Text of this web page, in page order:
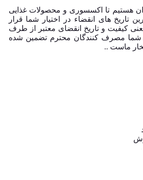
هستیم تا اکسسوری و محصولات غذایی
تاریخ های انقضاء در اختیار شما قرار
کیفیت و تاریخ انقضای معتبر از طرف
شما مصرف کنندگان محترم تضمین شده
ماست ..